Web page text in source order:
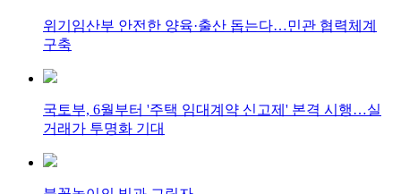
위기임산부 안전한 양육·출산 돕는다…민관 협력체계
구축
국토부, 6월부터 '주택 임대계약 신고제' 본격 시행…실
거래가 투명화 기대